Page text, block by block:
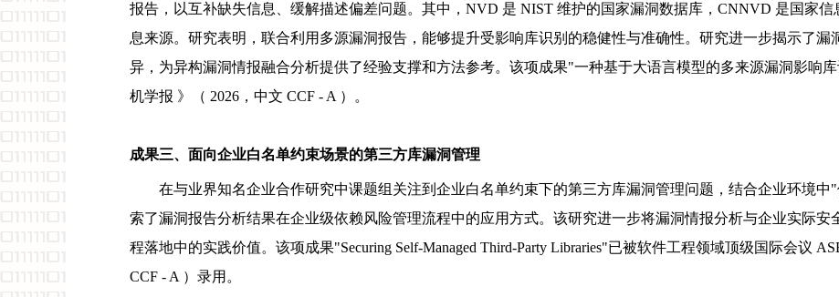
报告，以互补缺失信息、缓解描述偏差问题。其中，NVD 是 NIST 维护的国家漏洞数据库，CNNVD 是国家
息来源。研究表明，联合利用多源漏洞报告，能够提升受影响库识别的稳健性与准确性。研究进一步揭示了
异，为异构漏洞情报融合分析提供了经验支撑和方法参考。该项成果"一种基于大语言模型的多来源漏洞影响
机学报 》（ 2026，中文 CCF - A ）。
成果三、面向企业白名单约束场景的第三方库漏洞管理
在与业界知名企业合作研究中课题组关注到企业白名单约束下的第三方库漏洞管理问题，结合企业环境
索了漏洞报告分析结果在企业级依赖风险管理流程中的应用方式。该研究进一步将漏洞情报分析与企业实际安
程落地中的实践价值。该项成果"Securing Self-Managed Third-Party Libraries"已被软件工程领域顶级国际会议
CCF - A ）录用。